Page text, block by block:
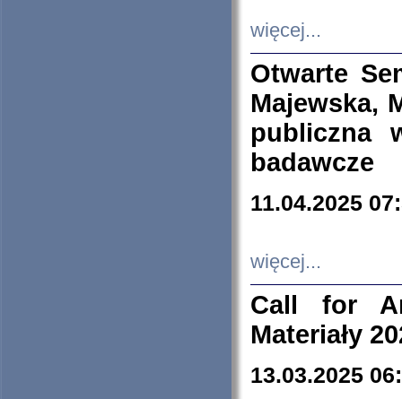
więcej...
Otwarte
Majewska,
publiczna
badawcze
11.04.2025
więcej...
Call for
Materiały
13.03.2025